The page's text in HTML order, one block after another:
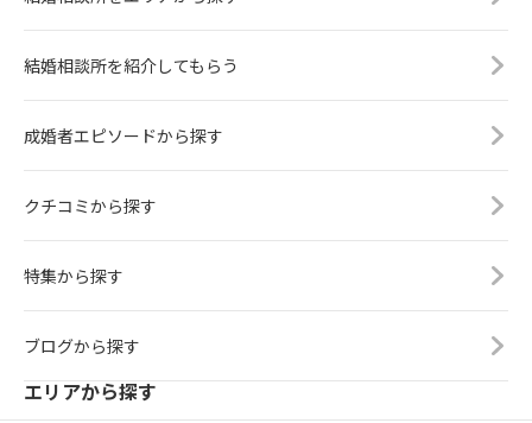
結婚相談所を紹介してもらう
成婚者エピソードから探す
クチコミから探す
特集から探す
ブログから探す
エリアから探す